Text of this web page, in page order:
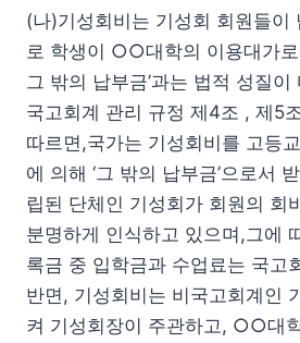
(나)기성회비는 기성회 회원들이
로 학생이 ○○대학의 이용대가로
그 밖의 납부금’과는 법적 성질
국고회계 관리 규정 제4조 , 제5
따르면,국가는 기성회비를 고등
에 의해 ‘그 밖의 납부금’으로서
립된 단체인 기성회가 회원의 회
분명하게 인식하고 있으며,그에
록금 중 입학금과 수업료는 국고
반면, 기성회비는 비국고회계인
켜 기성회장이 주관하고, ○○대